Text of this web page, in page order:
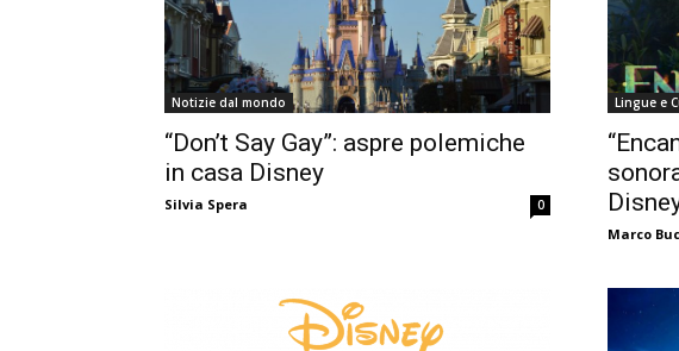
Notizie dal mondo
“Don’t Say Gay”: aspre polemiche
in casa Disney
Silvia Spera 0
Lingue e
Marco